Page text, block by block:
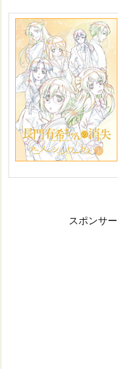
スポンサ